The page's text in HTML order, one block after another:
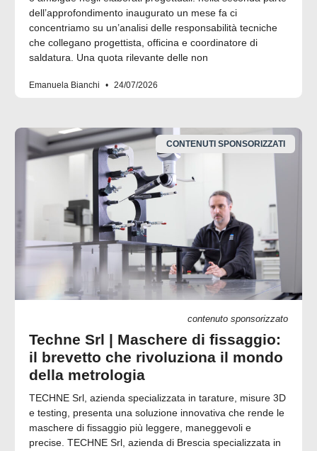
dell’approfondimento inaugurato un mese fa ci
concentriamo su un’analisi delle responsabilità tecniche
che collegano progettista, officina e coordinatore di
saldatura. Una quota rilevante delle non
Emanuela Bianchi 24/07/2026
CONTENUTI SPONSORIZZATI
contenuto sponsorizzato
Techne Srl | Maschere di fissaggio:
il brevetto che rivoluziona il mondo
della metrologia
TECHNE Srl, azienda specializzata in tarature, misure 3D
e testing, presenta una soluzione innovativa che rende le
maschere di fissaggio più leggere, maneggevoli e
precise. TECHNE Srl, azienda di Brescia specializzata in